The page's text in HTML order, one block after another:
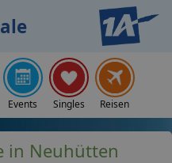
Events Singles Reisen
in Neuhütten